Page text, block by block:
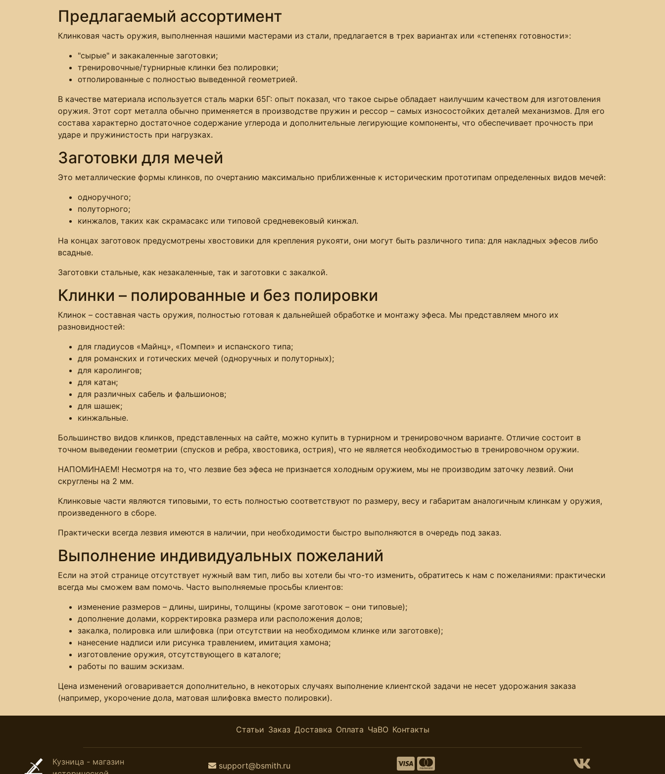
Предлагаемый ассортимент
Клинковая часть оружия, выполненная нашими мастерами из стали, предлагается в трех вариантах или «степенях готовности»:
"сырые" и закакаленные заготовки;
тренировочные/турнирные клинки без полировки;
отполированные с полностью выведенной геометрией.
В качестве материала используется сталь марки 65Г: опыт показал, что такое сырье обладает наилучшим качеством для изготовления
оружия. Этот сорт металла обычно применяется в производстве пружин и рессор – самых износостойких деталей механизмов. Для его
состава характерно достаточное содержание углерода и дополнительные легирующие компоненты, что обеспечивает прочность при
ударе и пружинистость при нагрузках.
Заготовки для мечей
Это металлические формы клинков, по очертанию максимально приближенные к историческим прототипам определенных видов мечей:
одноручного;
полуторного;
кинжалов, таких как скрамасакс или типовой средневековый кинжал.
На концах заготовок предусмотрены хвостовики для крепления рукояти, они могут быть различного типа: для накладных эфесов либо
всадные.
Заготовки стальные, как незакаленные, так и заготовки с закалкой.
Клинки – полированные и без полировки
Клинок – составная часть оружия, полностью готовая к дальнейшей обработке и монтажу эфеса. Мы представляем много их
разновидностей:
для гладиусов «Майнц», «Помпеи» и испанского типа;
для романских и готических мечей (одноручных и полуторных);
для каролингов;
для катан;
для различных сабель и фальшионов;
для шашек;
кинжальные.
Большинство видов клинков, представленных на сайте, можно купить в турнирном и тренировочном варианте. Отличие состоит в
точном выведении геометрии (спусков и ребра, хвостовика, острия), что не является необходимостью в тренировочном оружии.
НАПОМИНАЕМ! Несмотря на то, что лезвие без эфеса не признается холодным оружием, мы не производим заточку лезвий. Они
скруглены на 2 мм.
Клинковые части являются типовыми, то есть полностью соответствуют по размеру, весу и габаритам аналогичным клинкам у оружия,
произведенного в сборе.
Практически всегда лезвия имеются в наличии, при необходимости быстро выполняются в очередь под заказ.
Выполнение индивидуальных пожеланий
Если на этой странице отсутствует нужный вам тип, либо вы хотели бы что-то изменить, обратитесь к нам с пожеланиями: практически
всегда мы сможем вам помочь. Часто выполняемые просьбы клиентов:
изменение размеров – длины, ширины, толщины (кроме заготовок – они типовые);
дополнение долами, корректировка размера или расположения долов;
закалка, полировка или шлифовка (при отсутствии на необходимом клинке или заготовке);
нанесение надписи или рисунка травлением, имитация хамона;
изготовление оружия, отсутствующего в каталоге;
работы по вашим эскизам.
Цена изменений оговаривается дополнительно, в некоторых случаях выполнение клиентской задачи не несет удорожания заказа
(например, укорочение дола, матовая шлифовка вместо полировки).
Статьи Заказ Доставка Оплата ЧаВО Контакты
Кузница - магазин
support@bsmith.ru